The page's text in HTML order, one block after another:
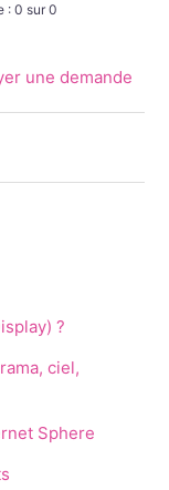
: 0 sur 0
une demande
?
ciel,
Sphere